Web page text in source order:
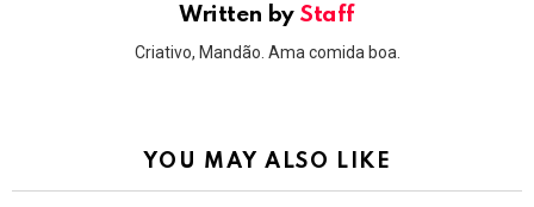
Written by Staff
Criativo, Mandão. Ama comida boa.
YOU MAY ALSO LIKE